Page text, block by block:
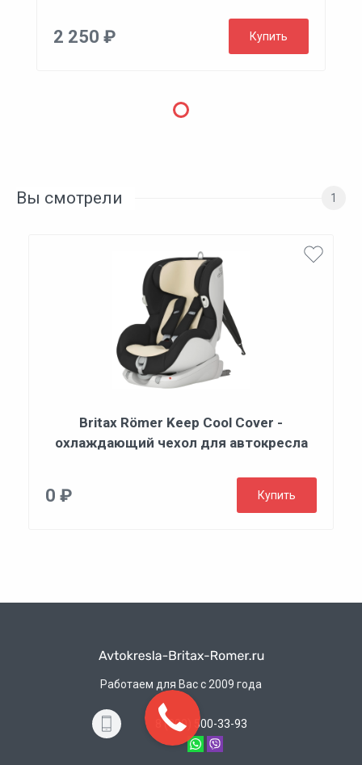
2 250 ₽ Купить
Вы смотрели 1
Britax Römer Keep Cool Cover -
охлаждающий чехол для автокресла
0 ₽ Купить
Работаем для Вас с 2009 года
8 (800) 500-33-93